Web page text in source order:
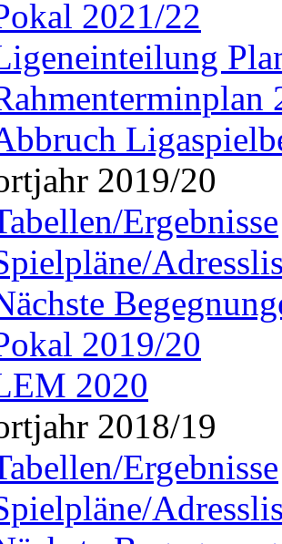
2021/22
2019/20
Ergebnisse
2019/20
2020
2018/19
Ergebnisse